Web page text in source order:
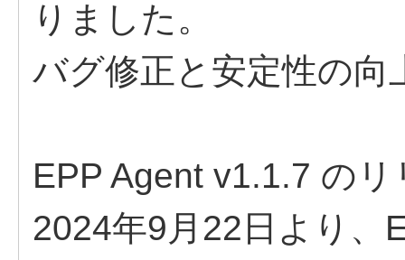
りました。​
バグ修正と安定性の向
EPP Agent v1.1.7 のリ
2024年9月22日より、